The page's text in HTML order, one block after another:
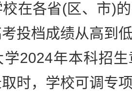
在各省(区、市)
投档成绩从高到
学2024年本科招
时，学校可调专